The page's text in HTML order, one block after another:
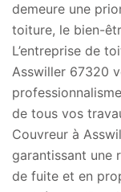
demeure une
toiture, le bien-
L’entreprise de
Asswiller 67320
de tous vos
Couvreur à
garantissant une
de fuite et en